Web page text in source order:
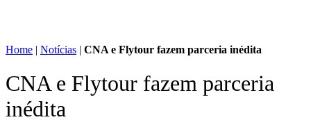
Home | Notícias | CNA e Flytour fazem parceria inédita
CNA e Flytour fazem parceria
inédita